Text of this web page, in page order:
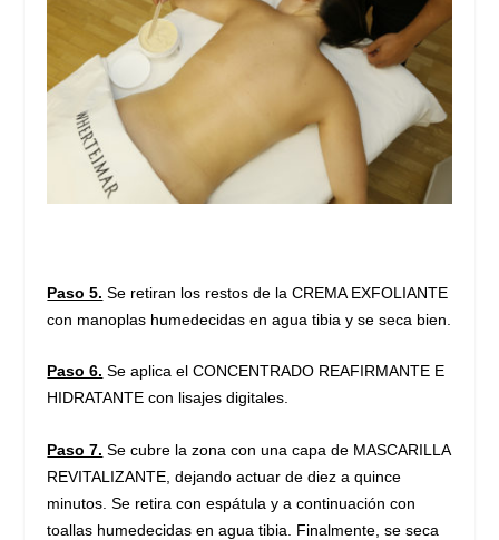
Paso 5. Se retiran los restos de la CREMA EXFOLIANTE
con manoplas humedecidas en agua tibia y se seca bien.
Paso 6. Se aplica elCONCENTRADO REAFIRMANTE E
HIDRATANTE con lisajes digitales.
Paso 7. Se cubre la zona con una capa de MASCARILLA
REVITALIZANTE, dejando actuar de diez a quince
minutos. Se retira con espátula y a continuación con
toallas humedecidas en agua tibia. Finalmente, se seca